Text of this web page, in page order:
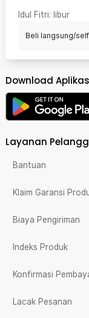
Idul Fitri: libur
Beli langsung/
Download
Layanan
Bantuan
Klaim Garansi
Biaya Pengiriman
Indeks Produk
Konfirmasi
Lacak Pesanan